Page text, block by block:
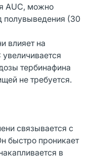
AUC, можно
полувыведения (30
влияет на
тербинафина
не требуется.
связывается с
быстро проникает
в